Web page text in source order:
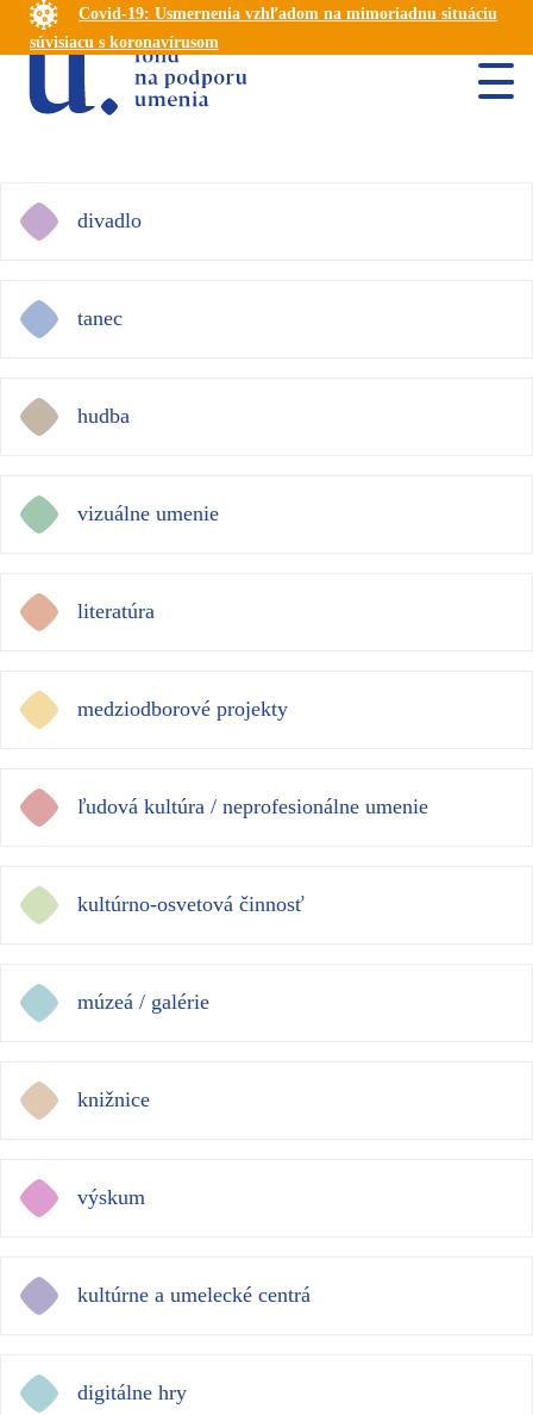
Covid-19: Usmernenia vzhľadom na mimoriadnu situáciu
súvisiacu s koronavírusom
divadlo
tanec
hudba
vizuálne umenie
literatúra
medziodborové projekty
ľudová kultúra / neprofesionálne umenie
kultúrno-osvetová činnosť
múzeá / galérie
knižnice
výskum
kultúrne a umelecké centrá
digitálne hry